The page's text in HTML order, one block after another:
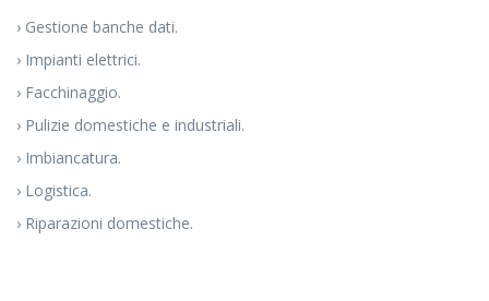
› Gestione banche dati.
› Impianti elettrici.
› Facchinaggio.
› Pulizie domestiche e industriali.
› Imbiancatura.
› Logistica.
› Riparazioni domestiche.